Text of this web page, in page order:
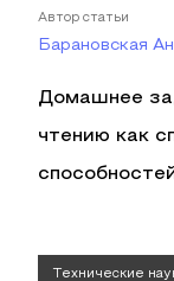
Автор статьи
Барановская
Домашнее
чтению как
Технические